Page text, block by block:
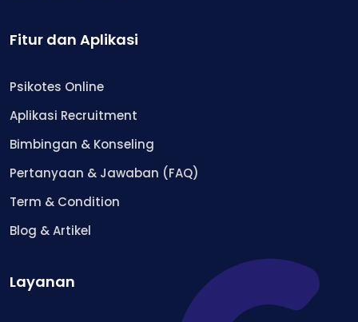
Fitur dan Aplikasi
Psikotes Online
Aplikasi Recruitment
Bimbingan & Konseling
Pertanyaan & Jawaban (FAQ)
Term & Condition
Blog & Artikel
Layanan